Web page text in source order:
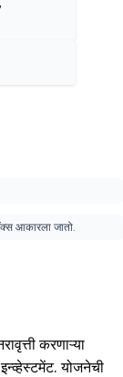
आकारला जातो.
करणाऱ्या
योजनेची